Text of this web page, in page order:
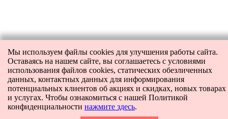
Мы используем файлы cookies для улучшения работы сайта.
Оставаясь на нашем сайте, вы соглашаетесь с условиями
использования файлов cookies, статических обезличенных
данных, контактных данных для информирования
потенциальных клиентов об акциях и скидках, новых товарах
и услугах. Чтобы ознакомиться с нашей Политикой
конфиденциальности нажмите здесь.